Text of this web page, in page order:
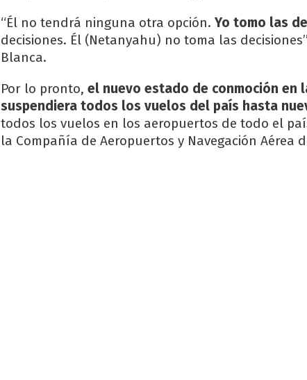
“Él no tendrá ninguna otra opción. Yo tomo las
decisiones. Él (Netanyahu) no toma las
Blanca.
Por lo pronto, el nuevo estado de conmoción en
suspendiera todos los vuelos del país hasta
todos los vuelos en los aeropuertos de todo el
la Compañía de Aeropuertos y Navegación Aérea